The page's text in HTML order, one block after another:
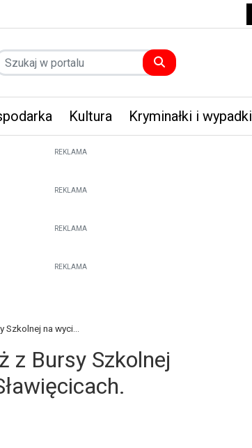
Kultura Kryminałki i wypadki
REKLAMA
REKLAMA
REKLAMA
REKLAMA
na wyci...
z Bursy Szkolnej